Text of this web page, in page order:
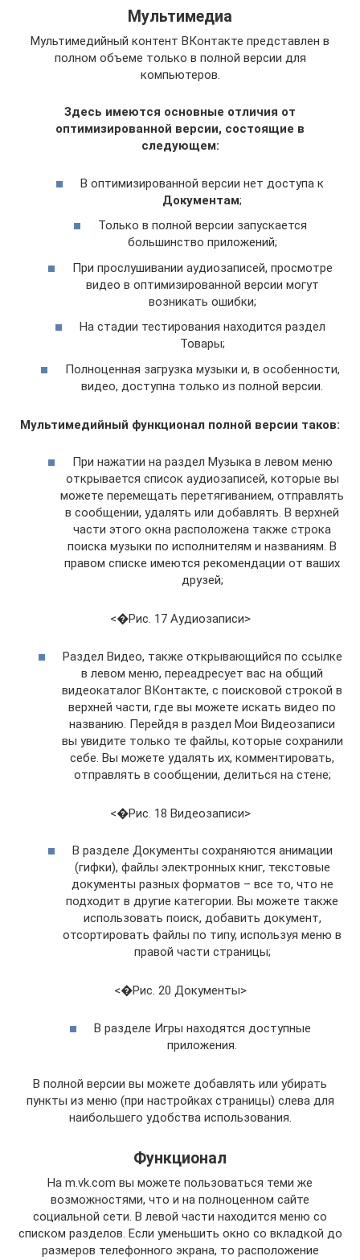
Мультимедиа
Мультимедийный контент ВКонтакте представлен в
полном объеме только в полной версии для
компьютеров.
Здесь имеются основные отличия от
оптимизированной версии, состоящие в
следующем:
В оптимизированной версии нет доступа к
Документам;
Только в полной версии запускается
большинство приложений;
При прослушивании аудиозаписей, просмотре
видео в оптимизированной версии могут
возникать ошибки;
На стадии тестирования находится раздел
Товары;
Полноценная загрузка музыки и, в особенности,
видео, доступна только из полной версии.
Мультимедийный функционал полной версии таков:
При нажатии на раздел Музыка в левом меню
открывается список аудиозаписей, которые вы
можете перемещать перетягиванием, отправлять
в сообщении, удалять или добавлять. В верхней
части этого окна расположена также строка
поиска музыки по исполнителям и названиям. В
правом списке имеются рекомендации от ваших
друзей;
<�Рис. 17 Аудиозаписи>
Раздел Видео, также открывающийся по ссылке
в левом меню, переадресует вас на общий
видеокаталог ВКонтакте, с поисковой строкой в
верхней части, где вы можете искать видео по
названию. Перейдя в раздел Мои Видеозаписи
вы увидите только те файлы, которые сохранили
себе. Вы можете удалять их, комментировать,
отправлять в сообщении, делиться на стене;
<�Рис. 18 Видеозаписи>
В разделе Документы сохраняются анимации
(гифки), файлы электронных книг, текстовые
документы разных форматов – все то, что не
подходит в другие категории. Вы можете также
использовать поиск, добавить документ,
отсортировать файлы по типу, используя меню в
правой части страницы;
<�Рис. 20 Документы>
В разделе Игры находятся доступные
приложения.
В полной версии вы можете добавлять или убирать
пункты из меню (при настройках страницы) слева для
наибольшего удобства использования.
Функционал
На m.vk.com вы можете пользоваться теми же
возможностями, что и на полноценном сайте
социальной сети. В левой части находится меню со
списком разделов. Если уменьшить окно со вкладкой до
размеров телефонного экрана, то расположение